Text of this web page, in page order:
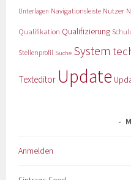
Unterlagen Navigationsleiste Nutzer
Qualifikation Qualifizierung
Stellenprofil Suche System
Texteditor Update
Anmelden